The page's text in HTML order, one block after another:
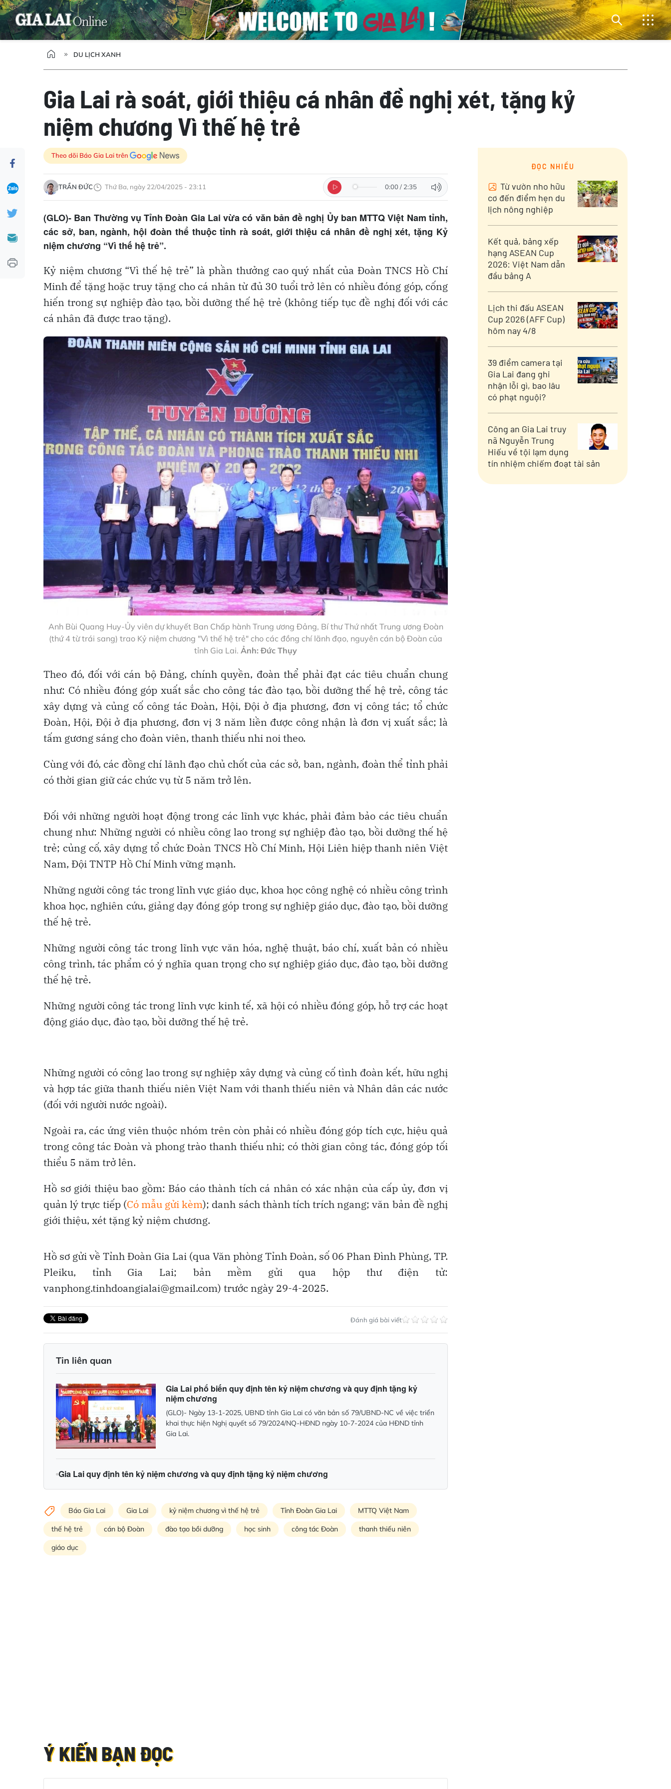
DU LỊCH XANH
Gia Lai rà soát, giới thiệu cá nhân đề nghị xét, tặng kỷ
niệm chương Vì thế hệ trẻ
Theo dõi Báo Gia Lai trên
TRẦN ĐỨC Thứ Ba, ngày 22/04/2025 - 23:11 0:00 / 2:35
(GLO)- Ban Thường vụ Tỉnh Đoàn Gia Lai vừa có văn bản đề nghị Ủy ban MTTQ Việt Nam tỉnh,
các sở, ban, ngành, hội đoàn thể thuộc tỉnh rà soát, giới thiệu cá nhân đề nghị xét, tặng Kỷ
niệm chương “Vì thế hệ trẻ”.
Kỷ niệm chương “Vì thế hệ trẻ” là phần thưởng cao quý nhất của Đoàn TNCS Hồ Chí
Minh để tặng hoặc truy tặng cho cá nhân từ đủ 30 tuổi trở lên có nhiều đóng góp, cống
hiến trong sự nghiệp đào tạo, bồi dưỡng thế hệ trẻ (không tiếp tục đề nghị đối với các
cá nhân đã được trao tặng).
Anh Bùi Quang Huy-Ủy viên dự khuyết Ban Chấp hành Trung ương Đảng, Bí thư Thứ nhất Trung ương Đoàn
(thứ 4 từ trái sang) trao Kỷ niệm chương "Vì thế hệ trẻ" cho các đồng chí lãnh đạo, nguyên cán bộ Đoàn của
tỉnh Gia Lai. Ảnh: Đức Thụy
Theo đó, đối với cán bộ Đảng, chính quyền, đoàn thể phải đạt các tiêu chuẩn chung
như: Có nhiều đóng góp xuất sắc cho công tác đào tạo, bồi dưỡng thế hệ trẻ, công tác
xây dựng và củng cố công tác Đoàn, Hội, Đội ở địa phương, đơn vị công tác; tổ chức
Đoàn, Hội, Đội ở địa phương, đơn vị 3 năm liền được công nhận là đơn vị xuất sắc; là
tấm gương sáng cho đoàn viên, thanh thiếu nhi noi theo.
Cùng với đó, các đồng chí lãnh đạo chủ chốt của các sở, ban, ngành, đoàn thể tỉnh phải
có thời gian giữ các chức vụ từ 5 năm trở lên.
Đối với những người hoạt động trong các lĩnh vực khác, phải đảm bảo các tiêu chuẩn
chung như: Những người có nhiều công lao trong sự nghiệp đào tạo, bồi dưỡng thế hệ
trẻ; củng cố, xây dựng tổ chức Đoàn TNCS Hồ Chí Minh, Hội Liên hiệp thanh niên Việt
Nam, Đội TNTP Hồ Chí Minh vững mạnh.
Những người công tác trong lĩnh vực giáo dục, khoa học công nghệ có nhiều công trình
khoa học, nghiên cứu, giảng dạy đóng góp trong sự nghiệp giáo dục, đào tạo, bồi dưỡng
thế hệ trẻ.
Những người công tác trong lĩnh vực văn hóa, nghệ thuật, báo chí, xuất bản có nhiều
công trình, tác phẩm có ý nghĩa quan trọng cho sự nghiệp giáo dục, đào tạo, bồi dưỡng
thế hệ trẻ.
Những người công tác trong lĩnh vực kinh tế, xã hội có nhiều đóng góp, hỗ trợ các hoạt
động giáo dục, đào tạo, bồi dưỡng thế hệ trẻ.
Những người có công lao trong sự nghiệp xây dựng và củng cố tình đoàn kết, hữu nghị
và hợp tác giữa thanh thiếu niên Việt Nam với thanh thiếu niên và Nhân dân các nước
(đối với người nước ngoài).
Ngoài ra, các ứng viên thuộc nhóm trên còn phải có nhiều đóng góp tích cực, hiệu quả
trong công tác Đoàn và phong trào thanh thiếu nhi; có thời gian công tác, đóng góp tối
thiểu 5 năm trở lên.
Hồ sơ giới thiệu bao gồm: Báo cáo thành tích cá nhân có xác nhận của cấp ủy, đơn vị
quản lý trực tiếp (Có mẫu gửi kèm); danh sách thành tích trích ngang; văn bản đề nghị
giới thiệu, xét tặng kỷ niệm chương.
Hồ sơ gửi về Tỉnh Đoàn Gia Lai (qua Văn phòng Tỉnh Đoàn, số 06 Phan Đình Phùng, TP.
Pleiku, tỉnh Gia Lai; bản mềm gửi qua hộp thư điện tử:
vanphong.tinhdoangialai@gmail.com) trước ngày 29-4-2025.
Đánh giá bài viết
Tin liên quan
Gia Lai phổ biến quy định tên kỷ niệm chương và quy định tặng kỷ
niệm chương
(GLO)- Ngày 13-1-2025, UBND tỉnh Gia Lai có văn bản số 79/UBND-NC về việc triển
khai thực hiện Nghị quyết số 79/2024/NQ-HĐND ngày 10-7-2024 của HĐND tỉnh
Gia Lai.
Gia Lai quy định tên kỷ niệm chương và quy định tặng kỷ niệm chương
Báo Gia Lai Gia Lai kỷ niệm chương vì thế hệ trẻ Tỉnh Đoàn Gia Lai MTTQ Việt Nam
thế hệ trẻ cán bộ Đoàn đào tạo bồi dưỡng học sinh công tác Đoàn thanh thiếu niên
giáo dục
Ý KIẾN BẠN ĐỌC
ĐỌC NHIỀU
Từ vườn nho hữu
cơ đến điểm hẹn du
lịch nông nghiệp
Kết quả, bảng xếp
hạng ASEAN Cup
2026: Việt Nam dẫn
đầu bảng A
Lịch thi đấu ASEAN
Cup 2026 (AFF Cup)
hôm nay 4/8
39 điểm camera tại
Gia Lai đang ghi
nhận lỗi gì, bao lâu
có phạt nguội?
Công an Gia Lai truy
nã Nguyễn Trung
Hiếu về tội lạm dụng
tín nhiệm chiếm đoạt tài sản